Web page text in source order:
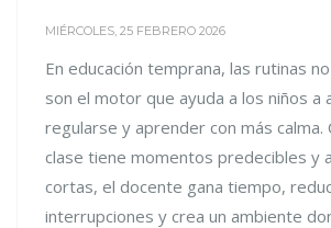
MIÉRCOLES, 25 FEBRERO 2026
En educación temprana, las rutinas no
son el motor que ayuda a los niños a
regularse y aprender con más calma.
clase tiene momentos predecibles y
cortas, el docente gana tiempo,
interrupciones y crea un ambiente